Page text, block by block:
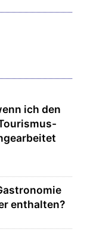
ich den
enthalten?